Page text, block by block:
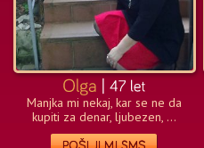
Manjka mi nekaj, kar se ne da
kupiti za denar, ljubezen, ...